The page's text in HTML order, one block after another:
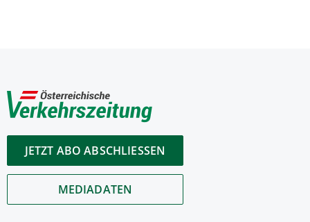
JETZT ABO ABSCHLIESSEN
MEDIADATEN